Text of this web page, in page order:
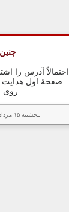
احتمالاً آدرس را
صفحهٔ اول هدایت
روی
پنجشنبه ۱۵ مرداد ۱۴۰۵ - ۱۱:۵۴:۵۰ (وقت عادی ایران) - ایسنا.